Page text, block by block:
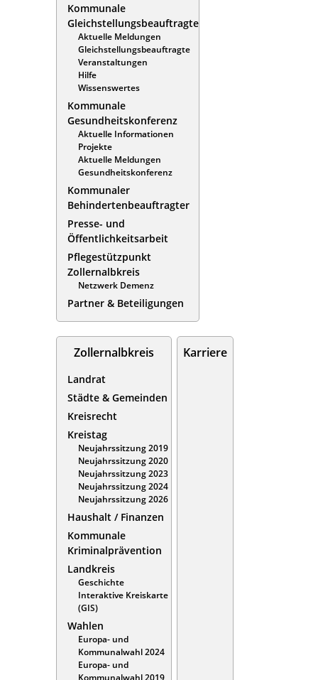
Kommunale
Gleichstellungsbeauftragte
Aktuelle Meldungen
Gleichstellungsbeauftragte
Veranstaltungen
Hilfe
Wissenswertes
Kommunale
Gesundheitskonferenz
Aktuelle Informationen
Projekte
Aktuelle Meldungen
Gesundheitskonferenz
Kommunaler
Behindertenbeauftragter
Presse- und
Öffentlichkeitsarbeit
Pflegestützpunkt
Zollernalbkreis
Netzwerk Demenz
Partner & Beteiligungen
Zollernalbkreis
Landrat
Städte & Gemeinden
Kreisrecht
Kreistag
Neujahrssitzung 2019
Neujahrssitzung 2020
Neujahrssitzung 2023
Neujahrssitzung 2024
Neujahrssitzung 2026
Haushalt / Finanzen
Kommunale
Kriminalprävention
Landkreis
Geschichte
Interaktive Kreiskarte
(GIS)
Wahlen
Europa- und
Kommunalwahl 2024
Europa- und
Kommunalwahl 2019
Karriere